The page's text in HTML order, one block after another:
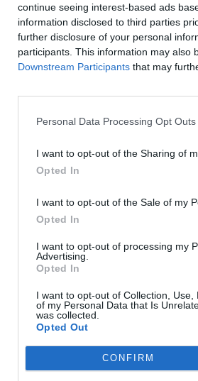
continue seeing interest-based ads
information disclosed to third parties
further disclosure of your personal
participants. This information may also
Downstream Participants that may
Personal Data Processing Opt Outs
I want to opt-out of the Sharing of
Opted In
I want to opt-out of the Sale of my
Opted In
I want to opt-out of processing my
Advertising.
Opted In
I want to opt-out of Collection,
of my Personal Data that Is
was collected.
Opted Out
CONFIRM